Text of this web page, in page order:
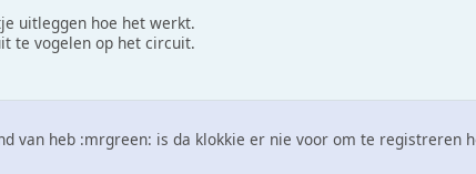
uitleggen hoe het werkt.
te vogelen op het circuit.
van heb :mrgreen: is da klokkie er nie voor om te registreren